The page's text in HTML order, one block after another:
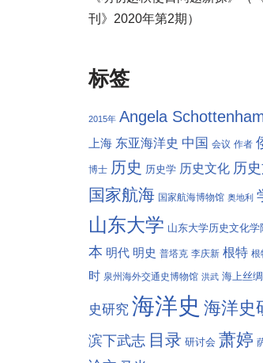
刊》2020年第2期）
标签
2015年 Angela
上海 东亚海洋史 中国 会议 作者
博士 历史 历史学 历史文化 历
国家航海 国家航海博物馆 奥地利
山东大学 山东大学历史文化学
本 明代 明史 普塔克 李庆新 根特 根
时 泉州海外交通史博物馆 洪武 海上丝
史研究 海洋史 海洋史
滨下武志 目录 研讨会 萧婷